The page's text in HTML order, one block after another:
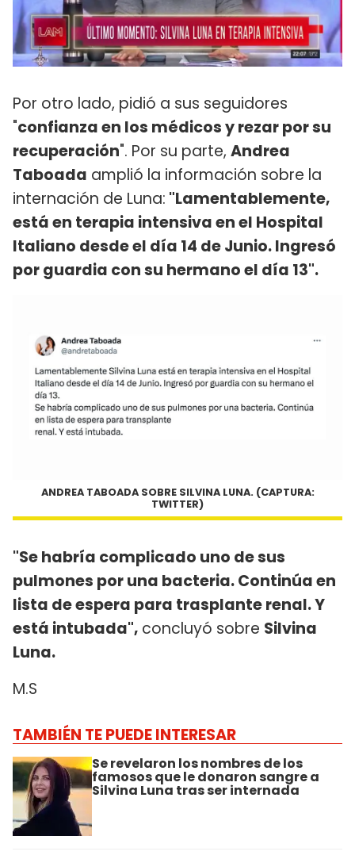
Por otro lado, pidió a sus seguidores
"confianza en los médicos y rezar por su
recuperación". Por su parte, Andrea
Taboada amplió la información sobre la
internación de Luna: "Lamentablemente,
está en terapia intensiva en el Hospital
Italiano desde el día 14 de Junio. Ingresó
por guardia con su hermano el día 13".
ANDREA TABOADA SOBRE SILVINA LUNA. (CAPTURA:
TWITTER)
"Se habría complicado uno de sus
pulmones por una bacteria. Continúa en
lista de espera para trasplante renal. Y
está intubada", concluyó sobre Silvina
Luna.
M.S
TAMBIÉN TE PUEDE INTERESAR
Se revelaron los nombres de los
famosos que le donaron sangre a
Silvina Luna tras ser internada